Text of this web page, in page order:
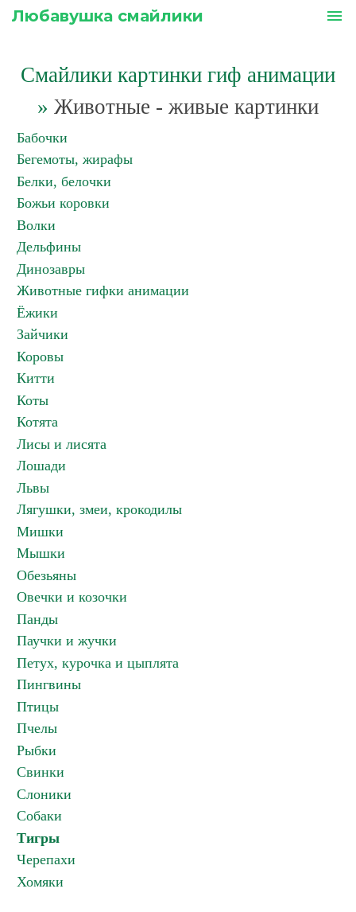
Любавушка смайлики menu
Смайлики картинки гиф анимации
» Животные - живые картинки
Бабочки
Бегемоты, жирафы
Белки, белочки
Божьи коровки
Волки
Дельфины
Динозавры
Животные гифки анимации
Ёжики
Зайчики
Коровы
Китти
Коты
Котята
Лисы и лисята
Лошади
Львы
Лягушки, змеи, крокодилы
Мишки
Мышки
Обезьяны
Овечки и козочки
Панды
Паучки и жучки
Петух, курочка и цыплята
Пингвины
Птицы
Пчелы
Рыбки
Свинки
Слоники
Собаки
Тигры
Черепахи
Хомяки